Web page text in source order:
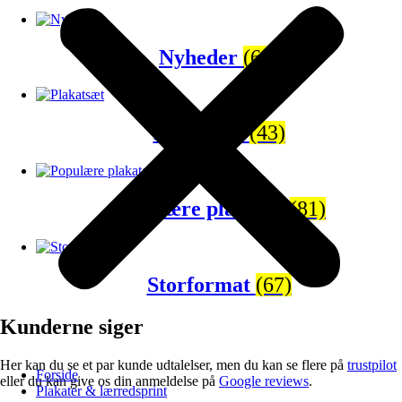
Forside
Plakater & lærredsprint
Nyheder (65)
Plakatsæt(43)
Populære plakater(81)
Storformat (67)
Kunderne siger
Her kan du se et par kunde udtalelser, men du kan se flere på trustpilot
eller du kan give os din anmeldelse på Google reviews.